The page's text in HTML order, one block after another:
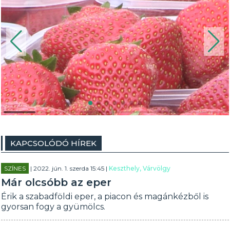
KAPCSOLÓDÓ HÍREK
SZÍNES | 2022. jún. 1. szerda 15:45 |Keszthely, Várvölgy
Már olcsóbb az eper
Érik a szabadföldi eper, a piacon és magánkézből is
gyorsan fogy a gyümölcs.